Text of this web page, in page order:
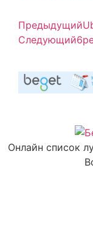
Предыдущий
Следующий
Онлайн список